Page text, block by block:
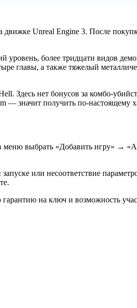
движке Unreal Engine 3. После
уровень, более тридцати видов
главы, а также тяжелый
нет бонусов за комбо-
значит получить по-настоящему
меню выбрать «Добавить игру» →
или несоответствие
на ключ и возможность